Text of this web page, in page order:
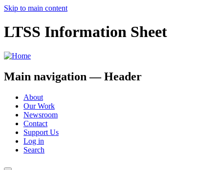
Skip to main content
LTSS Information Sheet
Main navigation — Header
About
Our Work
Newsroom
Contact
Support Us
Log in
Search